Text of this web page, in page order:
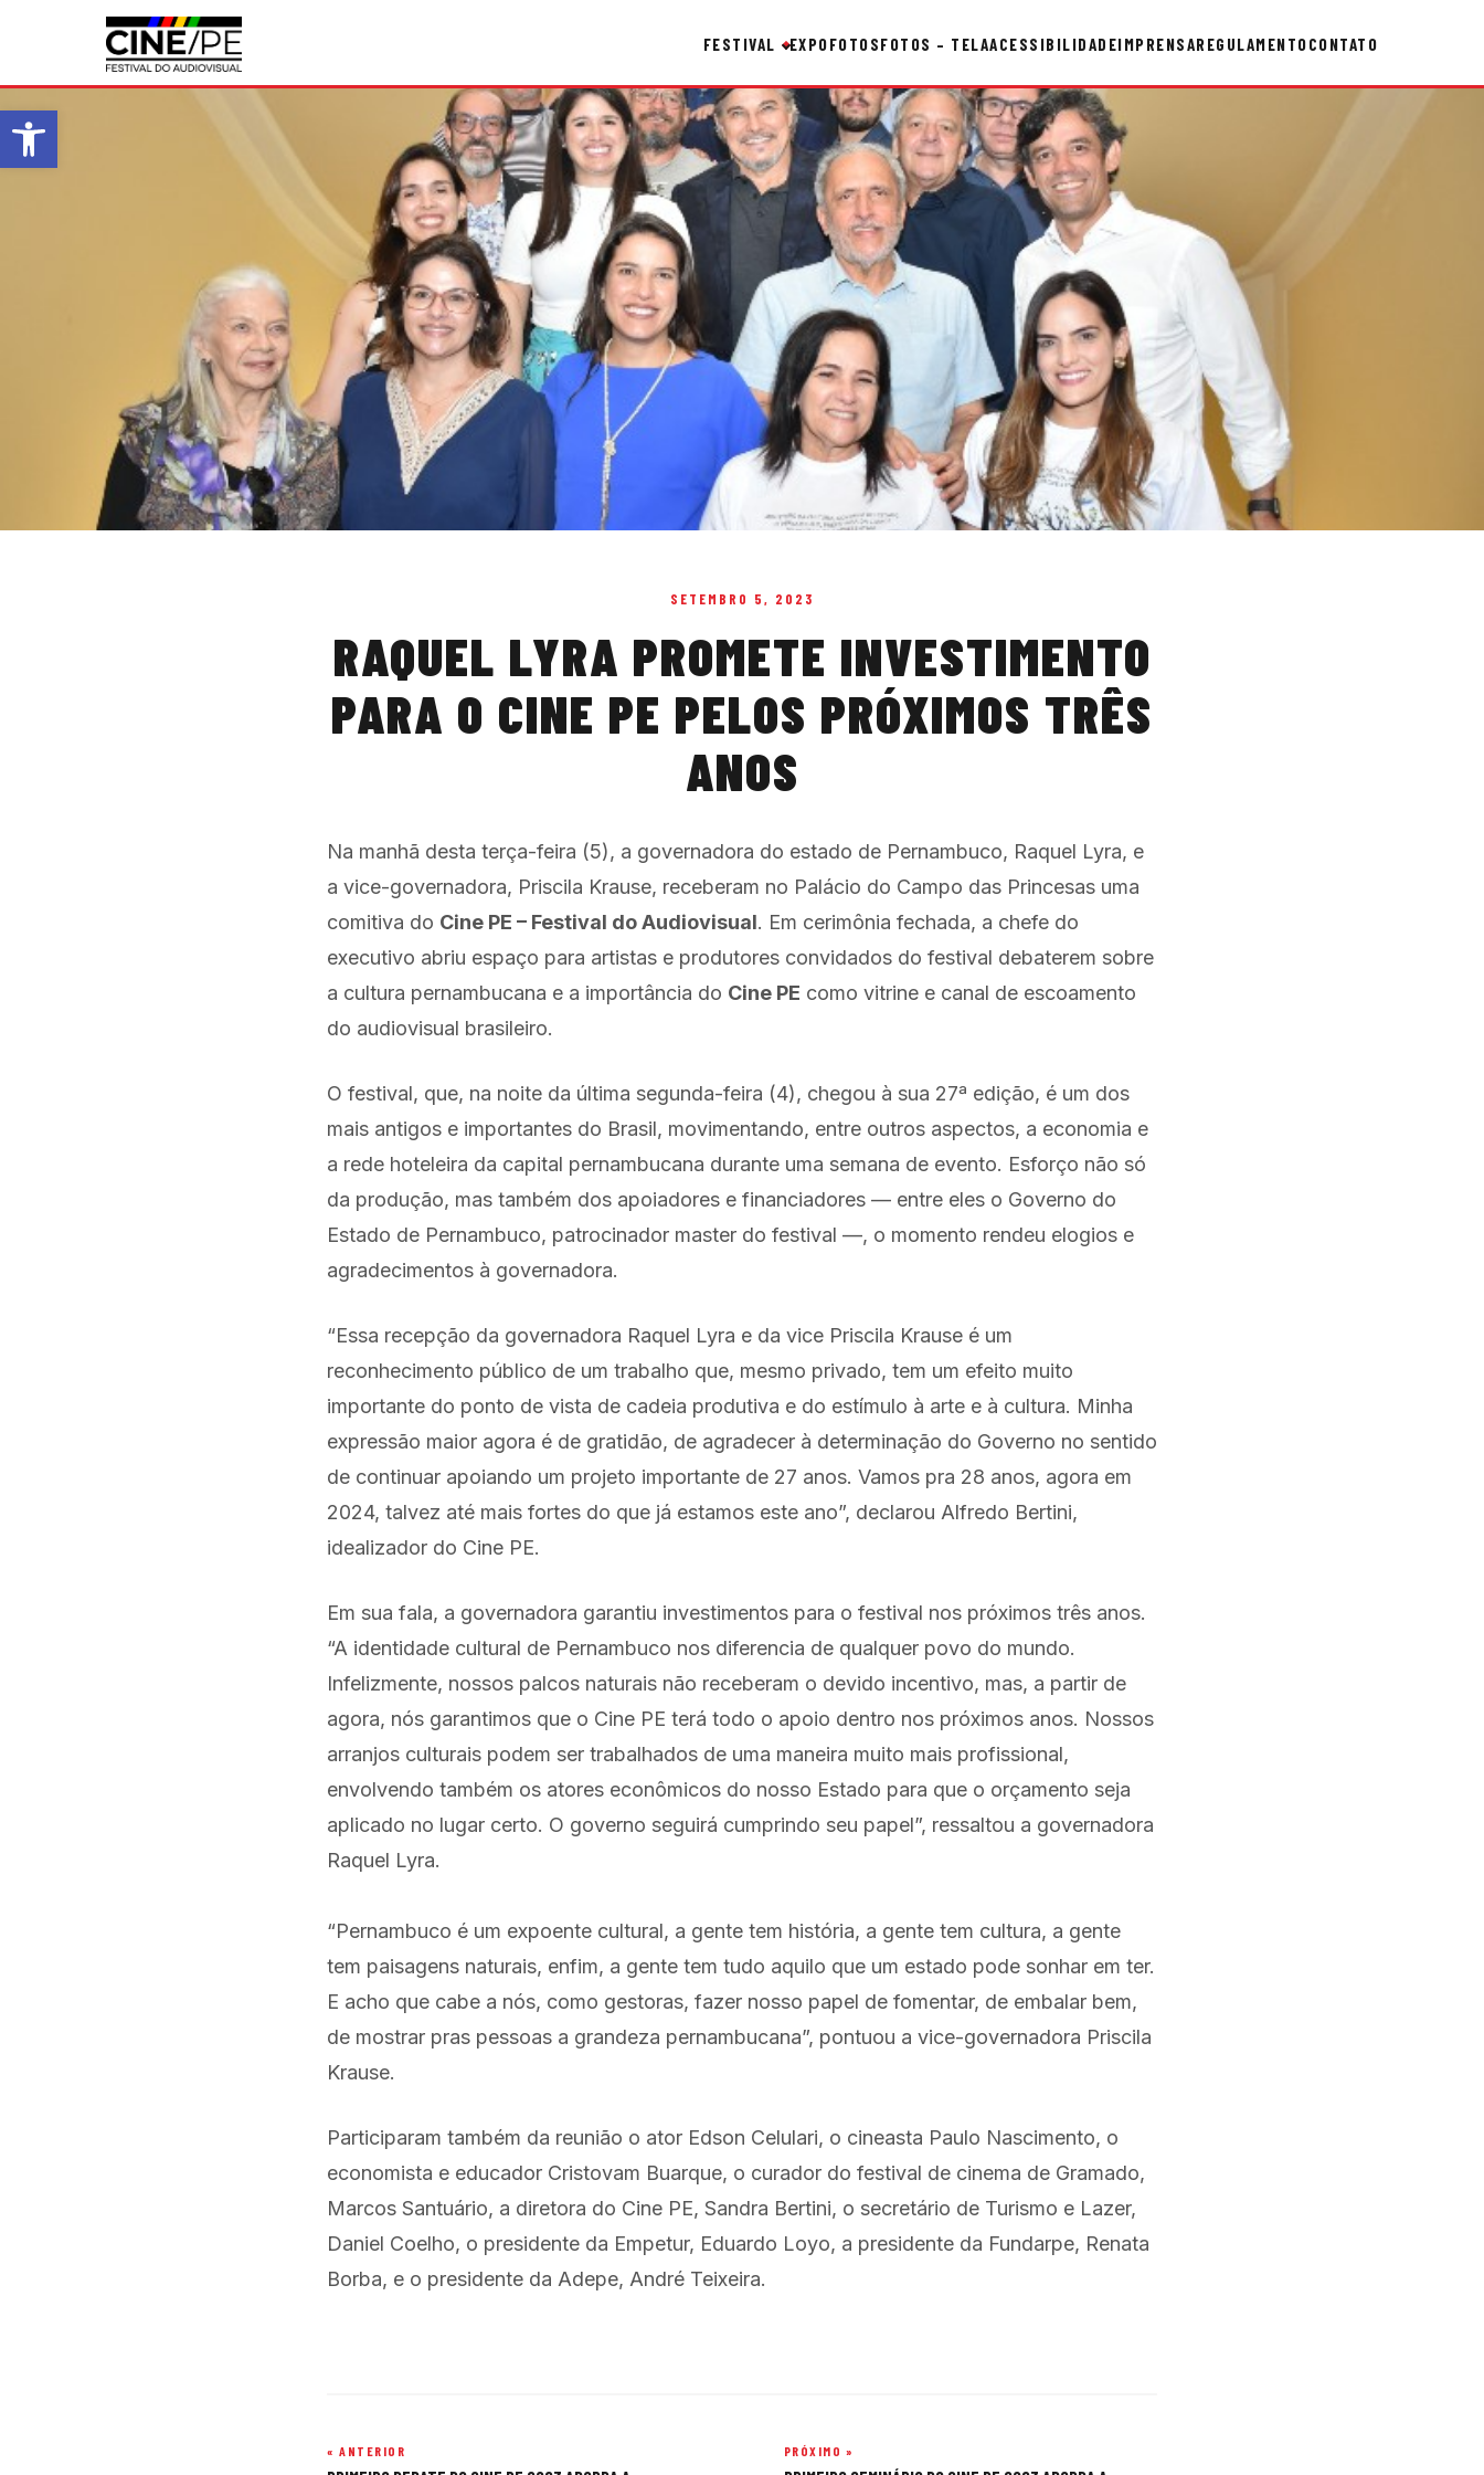
Abrir a barra de ferramentas
FESTIVAL EXPOFOTOSFOTOS – TELAACESSIBILIDADEIMPRENSAREGULAMENTOCONTATO
SETEMBRO 5, 2023
RAQUEL LYRA PROMETE INVESTIMENTO
PARA O CINE PE PELOS PRÓXIMOS TRÊS
ANOS
Na manhã desta terça-feira (5), a governadora do estado de Pernambuco, Raquel Lyra, e
a vice-governadora, Priscila Krause, receberam no Palácio do Campo das Princesas uma
comitiva do Cine PE – Festival do Audiovisual. Em cerimônia fechada, a chefe do
executivo abriu espaço para artistas e produtores convidados do festival debaterem sobre
a cultura pernambucana e a importância do Cine PE como vitrine e canal de escoamento
do audiovisual brasileiro.
O festival, que, na noite da última segunda-feira (4), chegou à sua 27ª edição, é um dos
mais antigos e importantes do Brasil, movimentando, entre outros aspectos, a economia e
a rede hoteleira da capital pernambucana durante uma semana de evento. Esforço não só
da produção, mas também dos apoiadores e financiadores — entre eles o Governo do
Estado de Pernambuco, patrocinador master do festival —, o momento rendeu elogios e
agradecimentos à governadora.
“Essa recepção da governadora Raquel Lyra e da vice Priscila Krause é um
reconhecimento público de um trabalho que, mesmo privado, tem um efeito muito
importante do ponto de vista de cadeia produtiva e do estímulo à arte e à cultura. Minha
expressão maior agora é de gratidão, de agradecer à determinação do Governo no sentido
de continuar apoiando um projeto importante de 27 anos. Vamos pra 28 anos, agora em
2024, talvez até mais fortes do que já estamos este ano”, declarou Alfredo Bertini,
idealizador do Cine PE.
Em sua fala, a governadora garantiu investimentos para o festival nos próximos três anos.
“A identidade cultural de Pernambuco nos diferencia de qualquer povo do mundo.
Infelizmente, nossos palcos naturais não receberam o devido incentivo, mas, a partir de
agora, nós garantimos que o Cine PE terá todo o apoio dentro nos próximos anos. Nossos
arranjos culturais podem ser trabalhados de uma maneira muito mais profissional,
envolvendo também os atores econômicos do nosso Estado para que o orçamento seja
aplicado no lugar certo. O governo seguirá cumprindo seu papel”, ressaltou a governadora
Raquel Lyra.
“Pernambuco é um expoente cultural, a gente tem história, a gente tem cultura, a gente
tem paisagens naturais, enfim, a gente tem tudo aquilo que um estado pode sonhar em ter.
E acho que cabe a nós, como gestoras, fazer nosso papel de fomentar, de embalar bem,
de mostrar pras pessoas a grandeza pernambucana”, pontuou a vice-governadora Priscila
Krause.
Participaram também da reunião o ator Edson Celulari, o cineasta Paulo Nascimento, o
economista e educador Cristovam Buarque, o curador do festival de cinema de Gramado,
Marcos Santuário, a diretora do Cine PE, Sandra Bertini, o secretário de Turismo e Lazer,
Daniel Coelho, o presidente da Empetur, Eduardo Loyo, a presidente da Fundarpe, Renata
Borba, e o presidente da Adepe, André Teixeira.
Navegação
« ANTERIOR PRÓXIMO »